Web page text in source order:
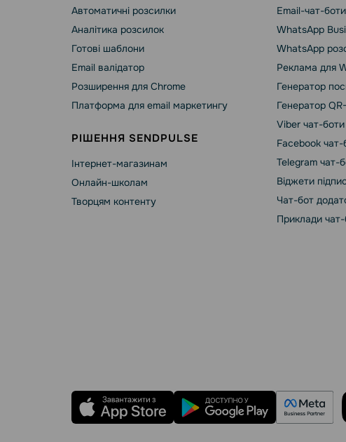
Автоматичні розсилки
Аналітика розсилок
Готові шаблони
Email валідатор
Розширення для Chrome
Платформа для email маркетингу
РІШЕННЯ SENDPULSE
Інтернет-магазинам
Онлайн-школам
Творцям контенту
Email-чат-боти
WhatsApp
WhatsApp
Реклама для
Генератор
Генератор
Viber чат-боти
Facebook чат-
Telegram чат-
Віджети
Чат-бот
Приклади чат-